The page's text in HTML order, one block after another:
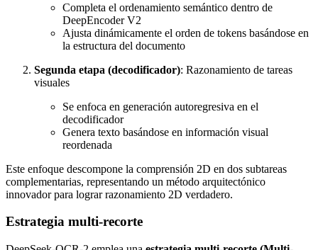
Completa el ordenamiento semántico dentro de
DeepEncoder V2
Ajusta dinámicamente el orden de tokens basándose en
la estructura del documento
Segunda etapa (decodificador): Razonamiento de tareas
visuales
Se enfoca en generación autoregresiva en el
decodificador
Genera texto basándose en información visual
reordenada
Este enfoque descompone la comprensión 2D en dos subtareas
complementarias, representando un método arquitectónico
innovador para lograr razonamiento 2D verdadero.
Estrategia multi-recorte